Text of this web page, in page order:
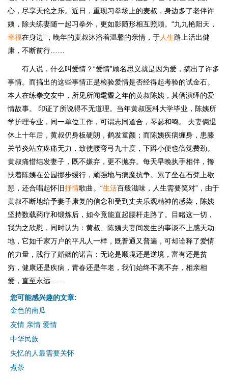
心，尽享天伦之乐。近日，重现习拳场上的麦叔，身边多了老伴许
姨，除夫练妻随一起习拳外，更如影随形相互照顾。“九九艳阳天，
幸福在身边”，晚年的麦叔沐浴着温馨的亲情，于人生路上活出健
康，不断前行……
有人说，什么叫爱情？“爱情”顾名思义就是因为爱，搞出了许多
事情。而搞出的这些事情正是检验爱情是否经得起考验的试金石。
本人在练拳交友中，所见所闻耄耋之年的黄叔陈姨，其俩演绎的爱
情故事。 印证了所说得不无道理。当年黄叔医科大学毕业，陈姨所
学护理专业，同一单位工作，可谓志同道合，琴瑟和鸣。 夫妻俩退
休上十年后，黄叔仍身板硬朗，鹤发童颜；而陈姨疾病缠身，患膝
关节炎站立疼痛无力，致使腰弯弓九十度，下蹲小便也倍觉费劲。
黄叔痛惜结发妻子，既不嫌弃，更不抛弃。每天早晚执手相伴，搀
扶着陈姨在公园挪步缓行，顽强地与病魔抗争。累了坐在石凳上歇
憩，还合唱起怀旧抒情歌曲。“生活百般滋味，人生需要笑对”，由于
黄叔不断地给予妻子康复的信念和受到丈夫乐观精神的感染，陈姨
坚持数载药疗和锻炼后，如今竟能直起腰杆走路了。目睹这一切，
我为之欣慰，同时认为：黄叔、陈姨夫妻间发生的事谈不上感天动
地，它如千家万户的平凡人一样，既普通又普遍，可却诠释了爱情
的力量，践行了婚姻的诺言：无论是顺境还是逆境，富有还是贫
穷，健康还是疾病，青春还是年老，我们始终不离不弃，相亲相
爱，直至永远……
您可能感兴趣的文章:
金色的南瓜
友情 亲情 爱情
中华民族
失忆的人最需要关怀
煮茶